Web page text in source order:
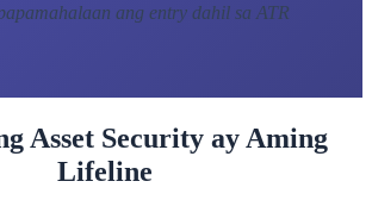
ang entry dahil sa ATR
Asset Security ay Aming
Lifeline